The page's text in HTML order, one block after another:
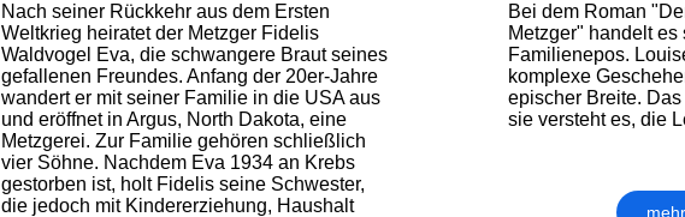
Nach seiner Rückkehr aus dem Ersten
Weltkrieg heiratet der Metzger Fidelis
Waldvogel Eva, die schwangere Braut seines
gefallenen Freundes. Anfang der 20er-Jahre
wandert er mit seiner Familie in die USA aus
und eröffnet in Argus, North Dakota, eine
Metzgerei. Zur Familie gehören schließlich
vier Söhne. Nachdem Eva 1934 an Krebs
gestorben ist, holt Fidelis seine Schwester,
die jedoch mit Kindererziehung, Haushalt
Bei dem Roman
Metzger" handelt es
Familienepos.
komplexe
epischer Breite.
sie versteht es, die